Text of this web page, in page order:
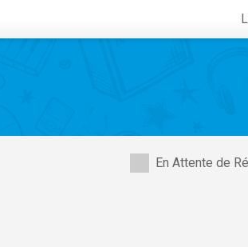
En Attente de